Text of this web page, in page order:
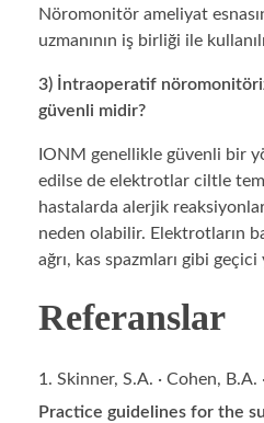
Nöromonitör ameliyat
uzmanının iş birliği ile
3) İntraoperatif
güvenli midir?
IONM genellikle güvenli bir
edilse de elektrotlar ciltle
hastalarda alerjik
neden olabilir. Elektrotların
ağrı, kas spazmları gibi
Referanslar
Skinner, S.A. ∙ Cohen, B.A.
Practice guidelines for the